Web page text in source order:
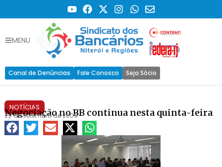
MENU
Canal de Denúncias Fale Conosco Seja Sócio
NOTÍCIAS
Negociação no BB continua nesta quinta-feira
29 de setembro de 2009